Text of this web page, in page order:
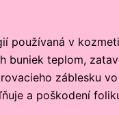
používaná v
teplom,
záblesku
a poškodení